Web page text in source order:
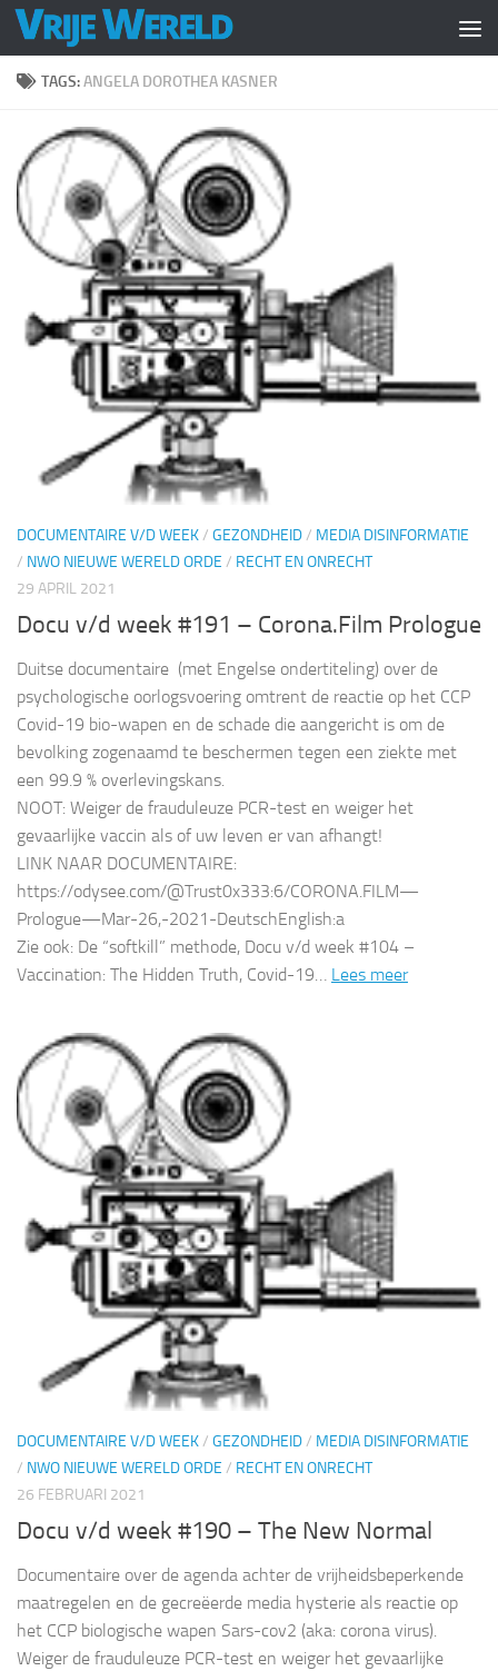
Doorgaan naar inhoud
TAGS:ANGELA DOROTHEA KASNER
DOCUMENTAIRE V/D WEEK/ GEZONDHEID/ MEDIA DISINFORMATIE
/ NWO NIEUWE WERELD ORDE / RECHT EN ONRECHT
29 APRIL 2021
Docu v/d week #191 – Corona.Film Prologue
Duitse documentaire (met Engelse ondertiteling) over de
psychologische oorlogsvoering omtrent de reactie op het CCP
Covid-19 bio-wapen en de schade die aangericht is om de
bevolking zogenaamd te beschermen tegen een ziekte met
een 99.9 % overlevingskans.
NOOT: Weiger de frauduleuze PCR-test en weiger het
gevaarlijke vaccin als of uw leven er van afhangt!
LINK NAAR DOCUMENTAIRE:
https://odysee.com/@Trust0x333:6/CORONA.FILM—
Prologue—Mar-26,-2021-DeutschEnglish:a
Zie ook: De “softkill” methode, Docu v/d week #104 –
Vaccination: The Hidden Truth, Covid-19… Lees meer
DOCUMENTAIRE V/D WEEK/ GEZONDHEID/ MEDIA DISINFORMATIE
/ NWO NIEUWE WERELD ORDE / RECHT EN ONRECHT
26 FEBRUARI 2021
Docu v/d week #190 – The New Normal
Documentaire over de agenda achter de vrijheidsbeperkende
maatregelen en de gecreëerde media hysterie als reactie op
het CCP biologische wapen Sars-cov2 (aka: corona virus).
Weiger de frauduleuze PCR-test en weiger het gevaarlijke